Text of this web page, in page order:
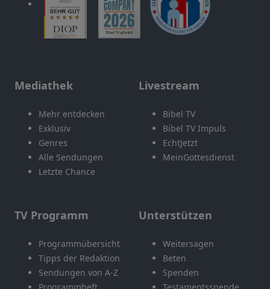
Mediathek
Mehr entdecken
Exklusiv
Genres
Alle Sendungen
Letzte Chance
Livestream
Bibel TV
Bibel TV Impuls
EchtJetzt
MeinGottesdienst
TV Programm
Programmübersicht
Tipps der Redaktion
Sendungen von A-Z
Unterstützen
Weitersagen
Beten
Spenden